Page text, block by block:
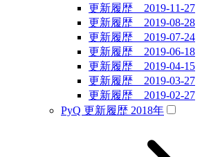
更新履歴 2019-11-27
更新履歴 2019-08-28
更新履歴 2019-07-24
更新履歴 2019-06-18
更新履歴 2019-04-15
更新履歴 2019-03-27
更新履歴 2019-02-27
PyQ 更新履歴 2018年